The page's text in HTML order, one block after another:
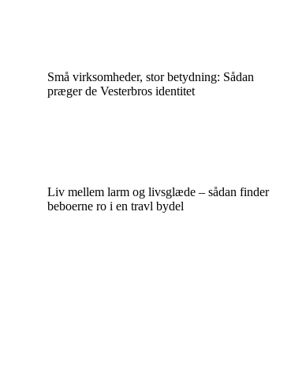
Små virksomheder, stor betydning: Sådan
præger de Vesterbros identitet
Liv mellem larm og livsglæde – sådan finder
beboerne ro i en travl bydel